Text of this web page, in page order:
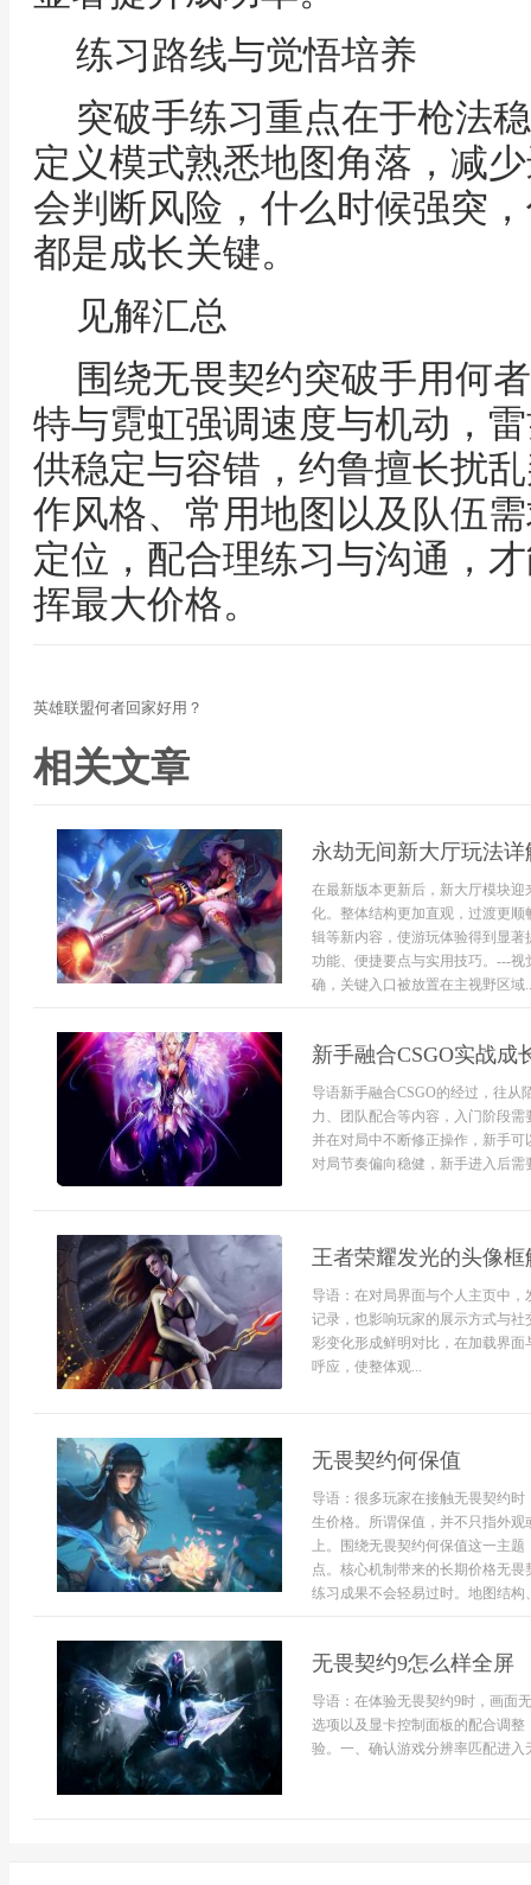
练习路线与觉悟培养
突破手练习重点在于枪法
定义模式熟悉地图角落，减
会判断风险，什么时候强突
都是成长关键。
见解汇总
围绕无畏契约突破手用何
特与霓虹强调速度与机动，
供稳定与容错，约鲁擅长扰
作风格、常用地图以及队伍
定位，配合理练习与沟通，
挥最大价格。
英雄联盟何者回家好用？
相关文章
永劫无间新大厅玩法
在最新版本更新后，新大厅模块
化。整体结构更加直观，过渡更
辑等新内容，使游玩体验得到显
功能、便捷要点与实用技巧。---
确，关键入口被放置在主视野区域
新手融合CSGO实战成
导语新手融合CSGO的经过，往从
力、团队配合等内容，入门阶段
并在对局中不断修正操作，新手
对局节奏偏向稳健，新手进入后
王者荣耀发光的头像
导语：在对局界面与个人主页中
记录，也影响玩家的展示方式与
彩变化形成鲜明对比，在加载界
呼应，使整体观...
无畏契约何保值
导语：很多玩家在接触无畏契约
生价格。所谓保值，并不只指外
上。围绕无畏契约何保值这一主
点。核心机制带来的长期价格无
练习成果不会轻易过时。地图结构
无畏契约9怎么样全屏
导语：在体验无畏契约9时，画面
选项以及显卡控制面板的配合调
验。一、确认游戏分辨率匹配进入